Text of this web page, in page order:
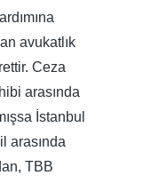
avukatlık
Ceza
arasında
İstanbul
arasında
TBB